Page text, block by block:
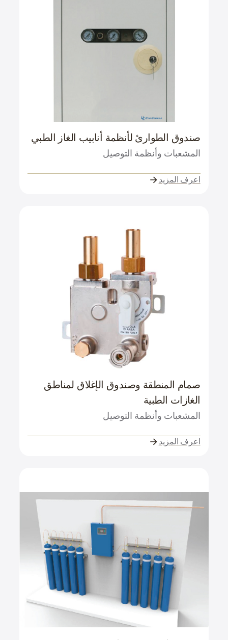
صندوق الطوارئ لأنظمة أنابيب الغاز الطبي
المشعبات وأنظمة التوصيل
اعرف المزيد
صمام المنطقة وصندوق الإغلاق لمناطق
الغازات الطبية
المشعبات وأنظمة التوصيل
اعرف المزيد